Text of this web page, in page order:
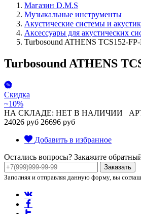
Магазин D.M.S
Музыкальные инструменты
Акустические системы и
Аксессуары для акустических
Turbosound ATHENS TCS152-
Turbosound ATHENS
Скидка
~10%
НА СКЛАДЕ: НЕТ В НАЛИЧИИ
24026 руб 26696 руб
Добавить в избранное
Остались вопросы? Закажите
Заказать
Заполняя и отправляя данную форму, вы